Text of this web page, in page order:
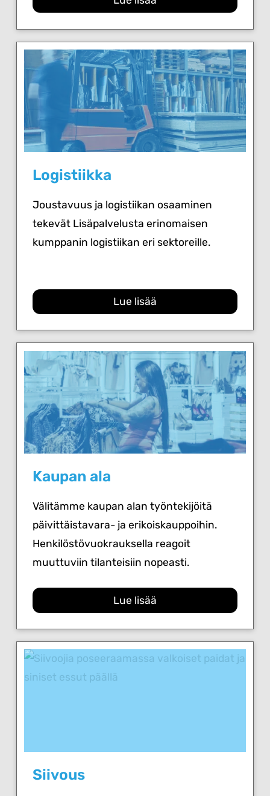
Logistiikka
Joustavuus ja logistiikan osaaminen
tekevät Lisäpalvelusta erinomaisen
kumppanin logistiikan eri sektoreille.
Lue lisää
Kaupan ala
Välitämme kaupan alan työntekijöitä
päivittäistavara- ja erikoiskauppoihin.
Henkilöstövuokrauksella reagoit
muuttuviin tilanteisiin nopeasti.
Lue lisää
Siivous